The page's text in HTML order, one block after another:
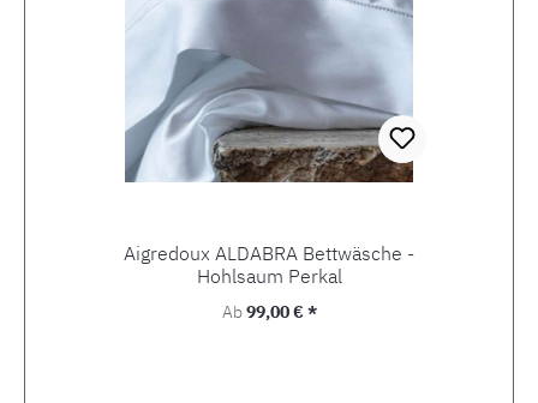
Aigredoux ALDABRA Bettwäsche -
Hohlsaum Perkal
Regulärer Preis:
Ab99,00 € *